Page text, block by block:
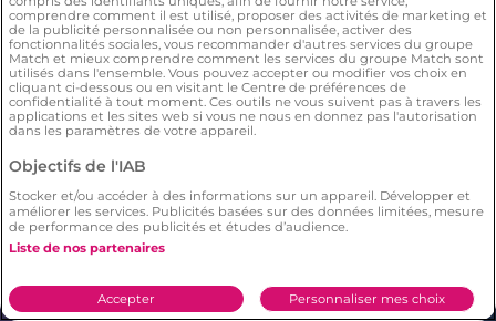
J'aimais le principe de passer par un vrai
site de rencontre qui a su se renouveler
avec les années ! J'étais dans un état
d'esprit très ouvert à découvrir le site et les
profils représentés, et très enthousiaste à
ce que cela puisse marcher pour moi.
comprendre comment il est utilisé, proposer des activités de marketing et
de la publicité personnalisée ou non personnalisée, activer des
fonctionnalités sociales, vous recommander d'autres services du groupe
Match et mieux comprendre comment les services du groupe Match sont
utilisés dans l'ensemble. Vous pouvez accepter ou modifier vos choix en
cliquant ci-dessous ou en visitant le Centre de préférences de
confidentialité à tout moment. Ces outils ne vous suivent pas à travers les
applications et les sites web si vous ne nous en donnez pas l'autorisation
dans les paramètres de votre appareil.
Objectifs de l'IAB
Stocker et/ou accéder à des informations sur un appareil. Développer et
améliorer les services. Publicités basées sur des données limitées, mesure
de performance des publicités et études d’audience.
Liste de nos partenaires
Personnaliser mes choix
Accepter